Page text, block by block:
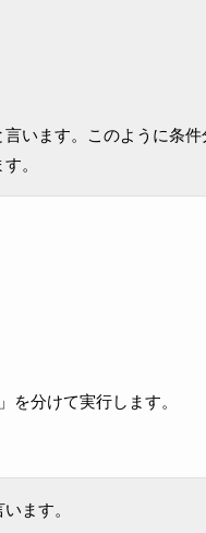
います。このように条件
。
を分けて実行します。
ます。